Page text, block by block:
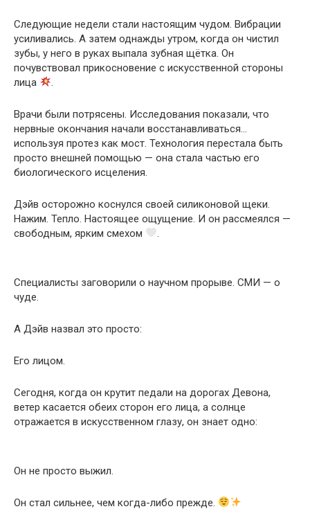
Следующие недели стали настоящим чудом. Вибрации
усиливались. А затем однажды утром, когда он чистил
зубы, у него в руках выпала зубная щётка. Он
почувствовал прикосновение с искусственной стороны
лица
Врачи были потрясены. Исследования показали, что
нервные окончания начали восстанавливаться…
используя протез как мост. Технология перестала быть
просто внешней помощью — она стала частью его
биологического исцеления.
Дэйв осторожно коснулся своей силиконовой щеки.
Нажим. Тепло. Настоящее ощущение. И он рассмеялся —
свободным, ярким смехом
Специалисты заговорили о научном прорыве. СМИ — о
чуде.
А Дэйв назвал это просто:
Его лицом.
Сегодня, когда он крутит педали на дорогах Девона,
ветер касается обеих сторон его лица, а солнце
отражается в искусственном глазу, он знает одно:
Он не просто выжил.
Он стал сильнее, чем когда-либо прежде.